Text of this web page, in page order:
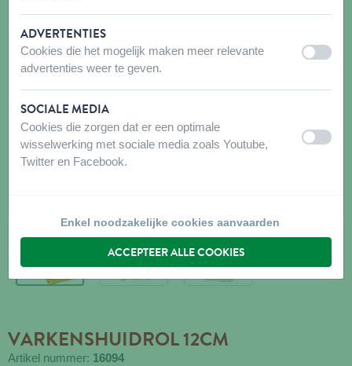
VARKENSHUIDROL 12CM
Artikel nummer: 16094
ADVERTENTIES
Cookies die het mogelijk maken meer relevante
advertenties weer te geven.
uit aan
SOCIALE MEDIA
Cookies die zorgen dat er een optimale
wisselwerking met sociale media zoals Youtube,
Twitter en Facebook.
uit aan
Enkel noodzakelijke cookies aanvaarden
ACCEPTEER ALLE COOKIES